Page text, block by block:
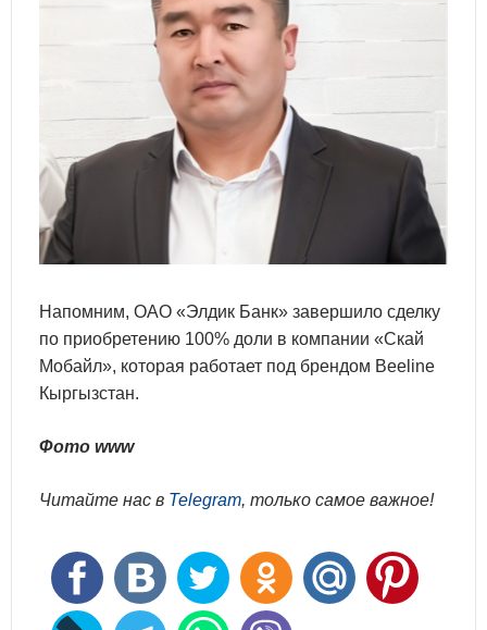
Напомним, ОАО «Элдик Банк» завершило сделку
по приобретению 100% доли в компании «Скай
Мобайл», которая работает под брендом Beeline
Кыргызстан.
Фото www
Читайте нас в Telegram, только самое важное!